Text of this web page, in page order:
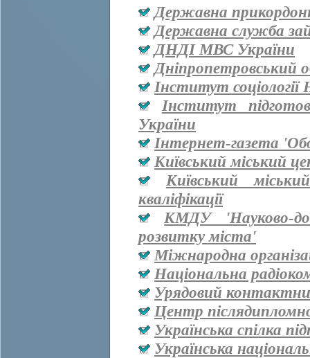
Державна
Державна служба
ДНДІ МВС України
Дніпропетровський
Інститут
Інститут
України
Інтернет-газета
Київський міський
Київський
кваліфікації
КМДУ 'Науково-
розвитку міста'
Міжнародна
Національна
Урядовий
Центр
Українська спілка
Українська